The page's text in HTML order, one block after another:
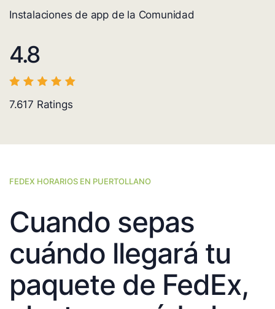
Instalaciones de app de la Comunidad
4.8
7.617 Ratings
FEDEX HORARIOS EN PUERTOLLANO
Cuando sepas
cuándo llegará tu
paquete de FedEx,